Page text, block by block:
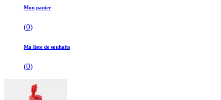
Mon panier
(0)
Ma liste de souhaits
(0)